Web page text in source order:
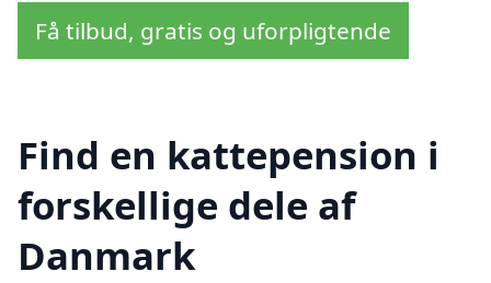
Få tilbud, gratis og uforpligtende
Find en kattepension i
forskellige dele af
Danmark